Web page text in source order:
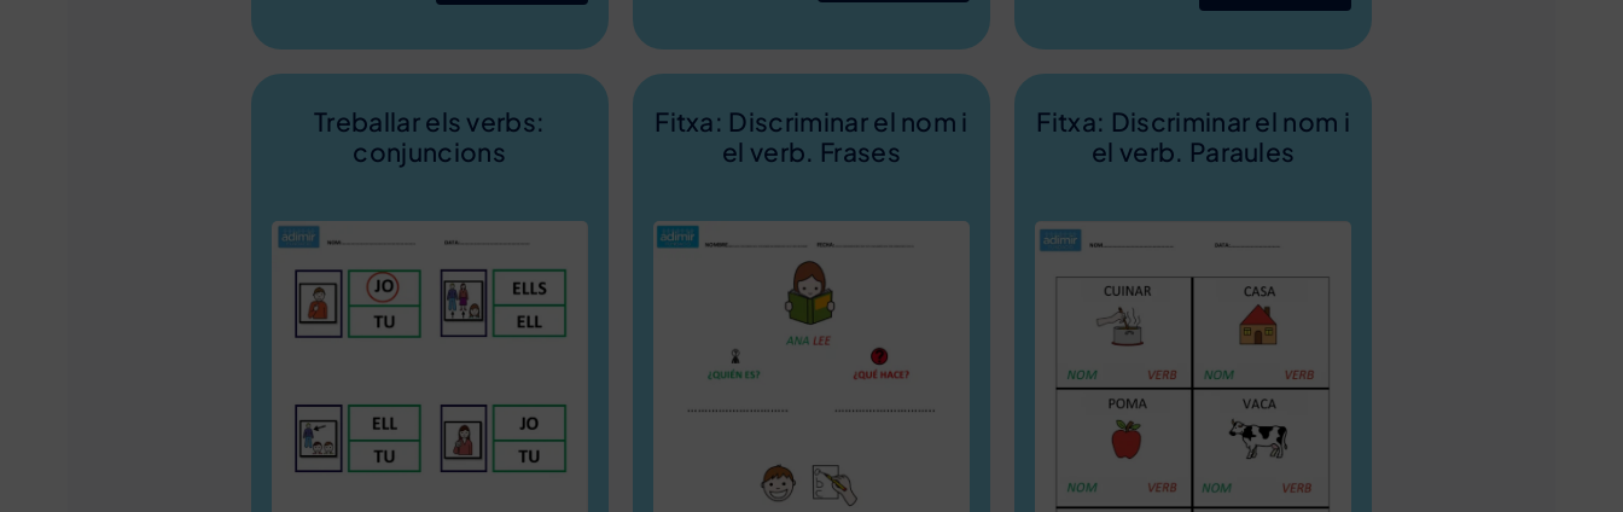
Treballar els verbs:
conjuncions
Fitxa: Discriminar el nom i
el verb. Frases
Fitxa: Discriminar el nom i
el verb. Paraules